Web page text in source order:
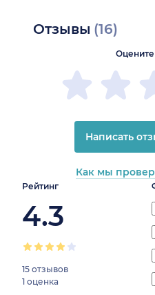
Отзывы (16)
Рейтинг
4.3
15 отзывов
1 оценка
0%
0%
progress:
Написать
Как мы